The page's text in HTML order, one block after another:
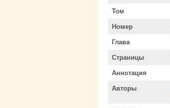
Том
Номер
Глава
Страницы
Аннотация
Авторы